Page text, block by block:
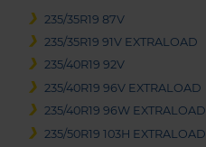
235/35R19 87V
235/35R19 91V EXTRALOAD
235/40R19 92V
235/40R19 96V EXTRALOAD
235/40R19 96W EXTRALOAD
235/50R19 103H EXTRALOAD